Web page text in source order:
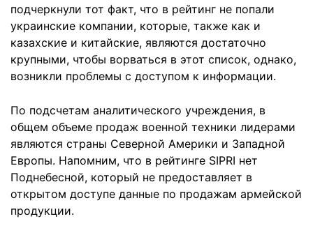
подчеркнули тот факт, что в рейтинг не попали
украинские компании, которые, также как и
казахские и китайские, являются достаточно
крупными, чтобы ворваться в этот список, однако,
возникли проблемы с доступом к информации.
По подсчетам аналитического учреждения, в
общем объеме продаж военной техники лидерами
являются страны Северной Америки и Западной
Европы. Напомним, что в рейтинге SIPRI нет
Поднебесной, который не предоставляет в
открытом доступе данные по продажам армейской
продукции.